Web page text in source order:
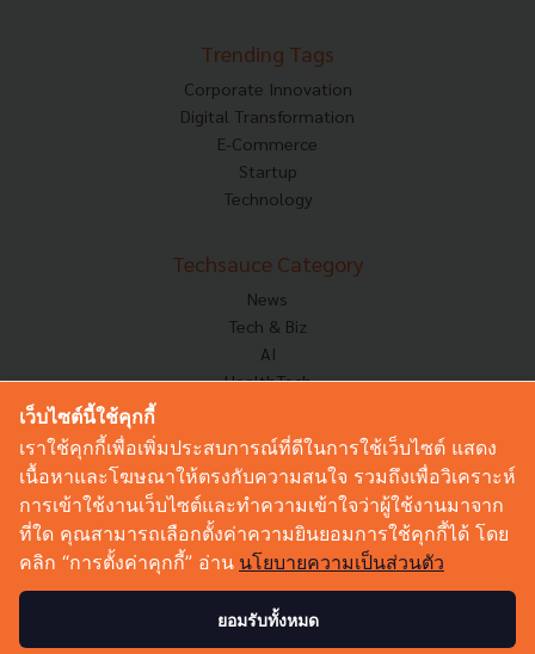
Trending Tags
Corporate Innovation
Digital Transformation
E-Commerce
Startup
Technology
Techsauce Category
News
Tech & Biz
AI
HealthTech
Corp Innov
Saucy Thoughts
Sustainable
Videos
Podcast
เว็บไซต์นี้ใช้คุกกี้
เราใช้คุกกี้เพื่อเพิ่มประสบการณ์ที่ดีในการใช้เว็บไซต์ แสดง
เนื้อหาและโฆษณาให้ตรงกับความสนใจ รวมถึงเพื่อวิเคราะห์
การเข้าใช้งานเว็บไซต์และทำความเข้าใจว่าผู้ใช้งานมาจาก
ที่ใด คุณสามารถเลือกตั้งค่าความยินยอมการใช้คุกกี้ได้ โดย
คลิก “การตั้งค่าคุกกี้” อ่าน นโยบายความเป็นส่วนตัว
ยอมรับทั้งหมด